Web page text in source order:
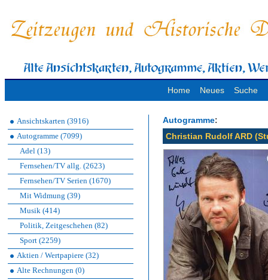
Home Neues Suche
Ansichtskarten (3916)
Autogramme (7099)
Adel (13)
Fernsehen/TV allg. (2623)
Fernsehen/TV Serien (1670)
Mit Widmung (39)
Musik (414)
Politik, Zeitgeschehen (82)
Sport (2259)
Aktien / Wertpapiere (32)
Alte Rechnungen (0)
Autogramme:
Christian Rudolf ARD